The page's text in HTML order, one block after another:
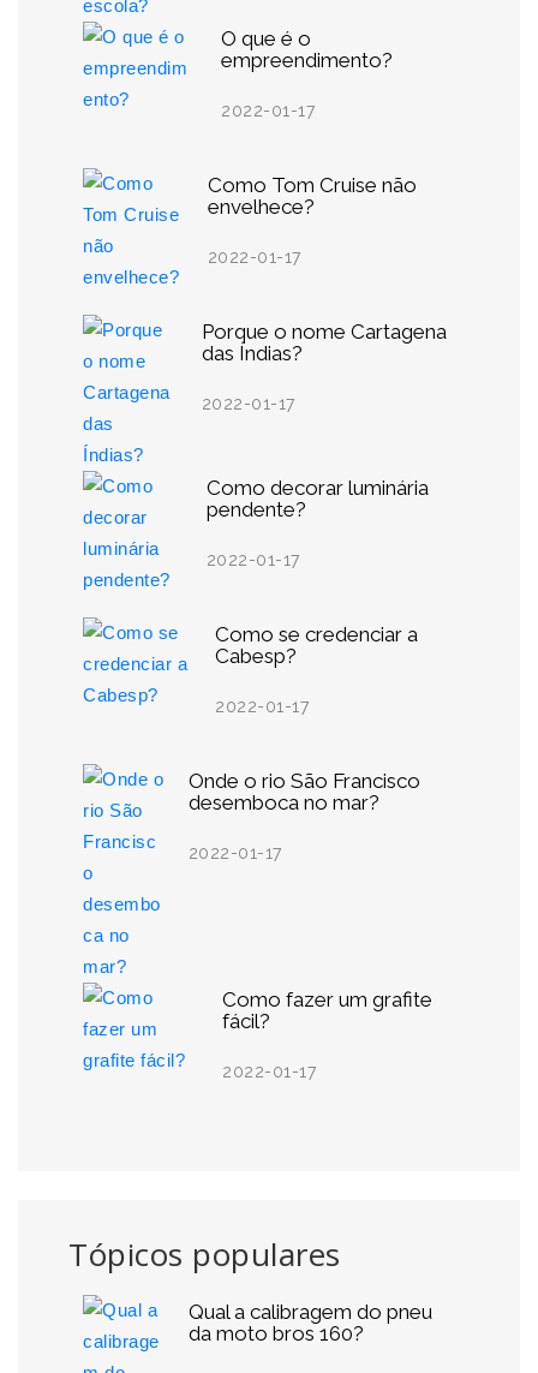
O que é o
empreendimento?
2022-01-17
Como Tom Cruise não
envelhece?
2022-01-17
Porque o nome Cartagena
das Índias?
2022-01-17
Como decorar luminária
pendente?
2022-01-17
Como se credenciar a
Cabesp?
2022-01-17
Onde o rio São Francisco
desemboca no mar?
2022-01-17
Como fazer um grafite
fácil?
2022-01-17
Tópicos populares
Qual a calibragem do pneu
da moto bros 160?